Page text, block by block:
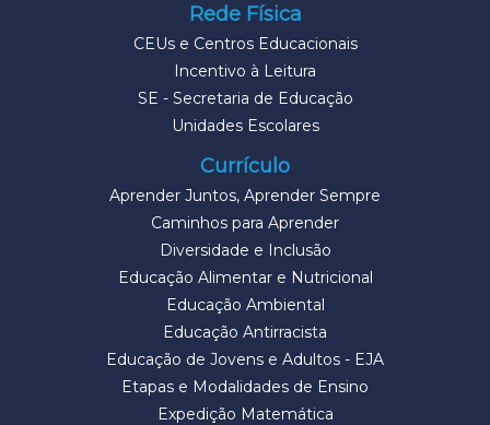
Rede Física
CEUs e Centros Educacionais
Incentivo à Leitura
SE - Secretaria de Educação
Unidades Escolares
Currículo
Aprender Juntos, Aprender Sempre
Caminhos para Aprender
Diversidade e Inclusão
Educação Alimentar e Nutricional
Educação Ambiental
Educação Antirracista
Educação de Jovens e Adultos - EJA
Etapas e Modalidades de Ensino
Expedição Matemática